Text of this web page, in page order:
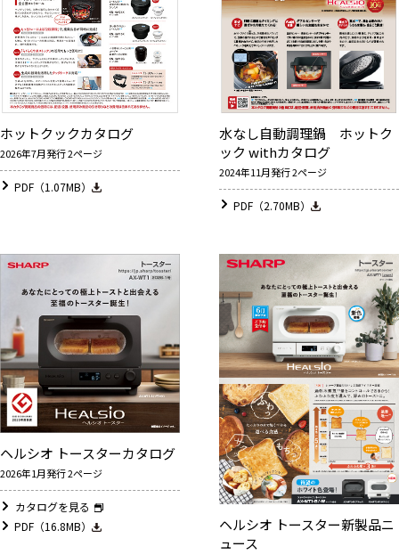
ホットクックカタログ
2026年7月発行 2ページ
PDF（1.07MB）
水なし自動調理鍋 ホットク
ック withカタログ
2024年11月発行 2ページ
PDF（2.70MB）
ヘルシオ トースターカタログ
2026年1月発行 2ページ
カタログを見る
PDF（16.8MB）
ヘルシオ トースター新製品ニ
ュース